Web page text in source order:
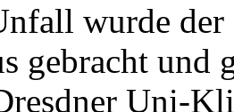
wurde
gebracht
Uni-